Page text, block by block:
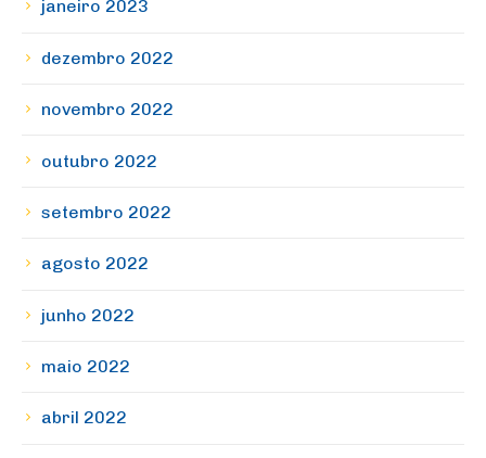
janeiro 2023
dezembro 2022
novembro 2022
outubro 2022
setembro 2022
agosto 2022
junho 2022
maio 2022
abril 2022